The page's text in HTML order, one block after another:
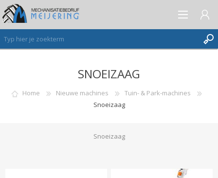
AANMELDEN ALS NIEUWE KLANT
INLOGGEN
SNOEIZAAG
Home Nieuwe machines
Tuin- & Park-machines
Snoeizaag
Snoeizaag